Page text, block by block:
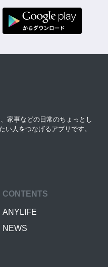
家事などの日常のちょっとし
い人をつなげるアプリです。
CONTENTS
ANYLIFE
NEWS